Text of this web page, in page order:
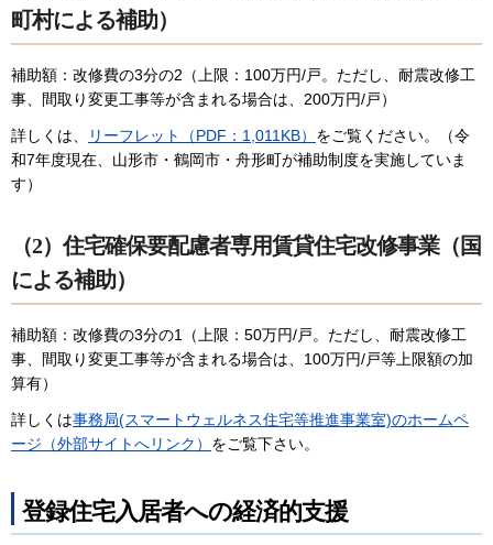
町村による補助）
補助額：改修費の3分の2（上限：100万円/戸。ただし、耐震改修工
事、間取り変更工事等が含まれる場合は、200万円/戸）
詳しくは、 リーフレット（PDF：1,011KB） をご覧ください。（令
和7年度現在、山形市・鶴岡市・舟形町が補助制度を実施していま
す）
（2）住宅確保要配慮者専用賃貸住宅改修事業（国
による補助）
補助額：改修費の3分の1（上限：50万円/戸。ただし、耐震改修工
事、間取り変更工事等が含まれる場合は、100万円/戸等上限額の加
算有）
詳しくは事務局(スマートウェルネス住宅等推進事業室)のホームペ
ージ（外部サイトへリンク） をご覧下さい。
登録住宅入居者への経済的支援